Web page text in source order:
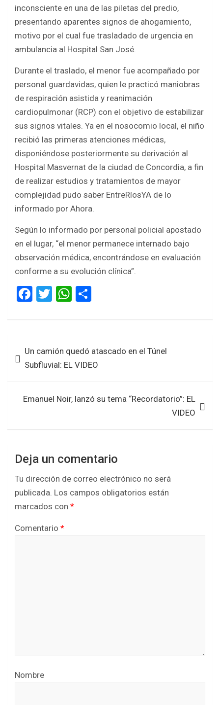
inconsciente en una de las piletas del predio,
presentando aparentes signos de ahogamiento,
motivo por el cual fue trasladado de urgencia en
ambulancia al Hospital San José.
Durante el traslado, el menor fue acompañado por
personal guardavidas, quien le practicó maniobras
de respiración asistida y reanimación
cardiopulmonar (RCP) con el objetivo de estabilizar
sus signos vitales. Ya en el nosocomio local, el niño
recibió las primeras atenciones médicas,
disponiéndose posteriormente su derivación al
Hospital Masvernat de la ciudad de Concordia, a fin
de realizar estudios y tratamientos de mayor
complejidad pudo saber EntreRíosYA de lo
informado por Ahora.
Según lo informado por personal policial apostado
en el lugar, “el menor permanece internado bajo
observación médica, encontrándose en evaluación
conforme a su evolución clínica”.
F
ce
o
o
k
T
tt
W
at
A
p
p
ar
de Un camión quedó atascado en el Túnel
Subfluvial: EL VIDEO
Emanuel Noir, lanzó su tema “Recordatorio”: EL
VIDEO
Deja un comentario
Tu dirección de correo electrónico no será
publicada. Los campos obligatorios están
marcados con *
Comentario *
Nombre